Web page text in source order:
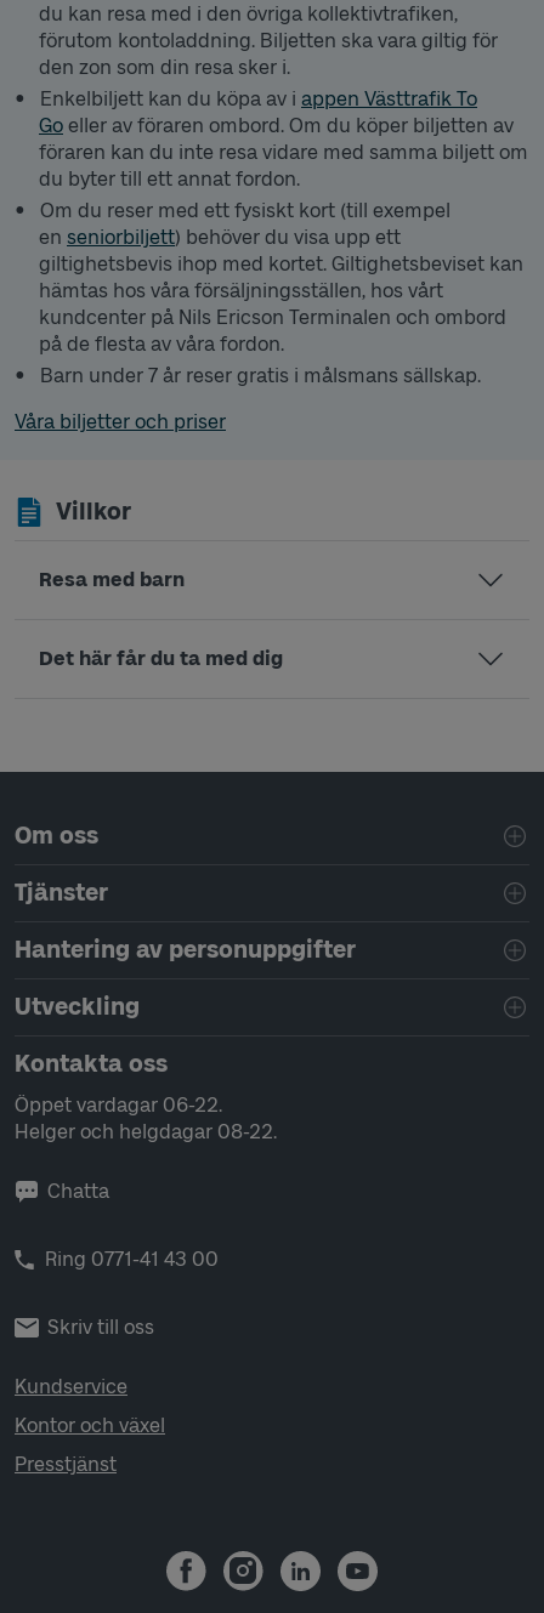
du kan resa med i den övriga kollektivtrafiken,
förutom kontoladdning. Biljetten ska vara giltig för
den zon som din resa sker i.
Enkelbiljett kan du köpa av i appen Västtrafik To
Go eller av föraren ombord. Om du köper biljetten av
föraren kan du inte resa vidare med samma biljett om
du byter till ett annat fordon.
Om du reser med ett fysiskt kort (till exempel
en seniorbiljett) behöver du visa upp ett
giltighetsbevis ihop med kortet. Giltighetsbeviset kan
hämtas hos våra försäljningsställen, hos vårt
kundcenter på Nils Ericson Terminalen och ombord
på de flesta av våra fordon.
Barn under 7 år reser gratis i målsmans sällskap.
Våra biljetter och priser
Villkor
Resa med barn
Det här får du ta med dig
Sidfotsnavigering
Om oss
Tjänster
Hantering av personuppgifter
Utveckling
Kontakta oss
Öppet vardagar 06-22.
Helger och helgdagar 08-22.
Chatta
Ring 0771-41 43 00
Skriv till oss
Kundservice
Kontor och växel
Presstjänst